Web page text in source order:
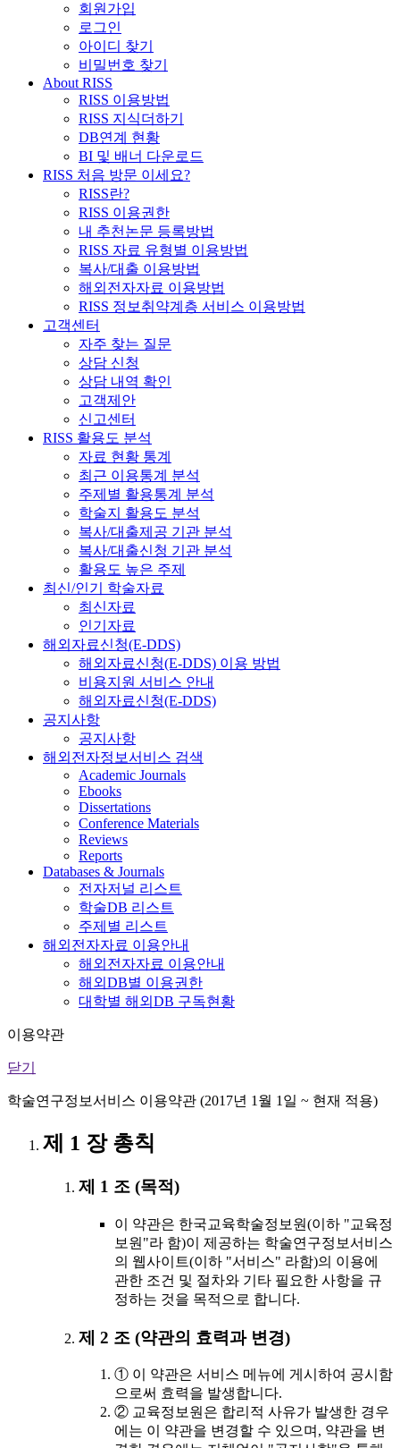
회원가입
로그인
아이디 찾기
비밀번호 찾기
About RISS
RISS 이용방법
RISS 지식더하기
DB연계 현황
BI 및 배너 다운로드
RISS 처음 방문 이세요?
RISS란?
RISS 이용권한
내 추천논문 등록방법
RISS 자료 유형별 이용방법
복사/대출 이용방법
해외전자자료 이용방법
RISS 정보취약계층 서비스 이용방법
고객센터
자주 찾는 질문
상담 신청
상담 내역 확인
고객제안
신고센터
RISS 활용도 분석
자료 현황 통계
최근 이용통계 분석
주제별 활용통계 분석
학술지 활용도 분석
복사/대출제공 기관 분석
복사/대출신청 기관 분석
활용도 높은 주제
최신/인기 학술자료
최신자료
인기자료
해외자료신청(E-DDS)
해외자료신청(E-DDS) 이용 방법
비용지원 서비스 안내
해외자료신청(E-DDS)
공지사항
공지사항
해외전자정보서비스 검색
Academic Journals
Ebooks
Dissertations
Conference Materials
Reviews
Reports
Databases & Journals
전자저널 리스트
학술DB 리스트
주제별 리스트
해외전자자료 이용안내
해외전자자료 이용안내
해외DB별 이용권한
대학별 해외DB 구독현황
이용약관
닫기
학술연구정보서비스 이용약관 (2017년 1월 1일 ~ 현재 적용)
제 1 장 총칙
제 1 조 (목적)
이 약관은 한국교육학술정보원(이하 "교육정
보원"라 함)이 제공하는 학술연구정보서비스
의 웹사이트(이하 "서비스" 라함)의 이용에
관한 조건 및 절차와 기타 필요한 사항을 규
정하는 것을 목적으로 합니다.
제 2 조 (약관의 효력과 변경)
① 이 약관은 서비스 메뉴에 게시하여 공시함
으로써 효력을 발생합니다.
② 교육정보원은 합리적 사유가 발생한 경우
에는 이 약관을 변경할 수 있으며, 약관을 변